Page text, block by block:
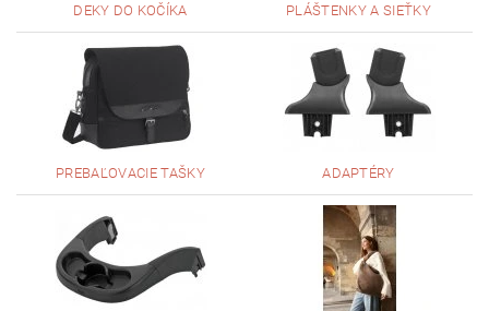
DEKY DO KOČÍKA PLÁŠTENKY A SIEŤKY
PREBAĽOVACIE TAŠKY ADAPTÉRY